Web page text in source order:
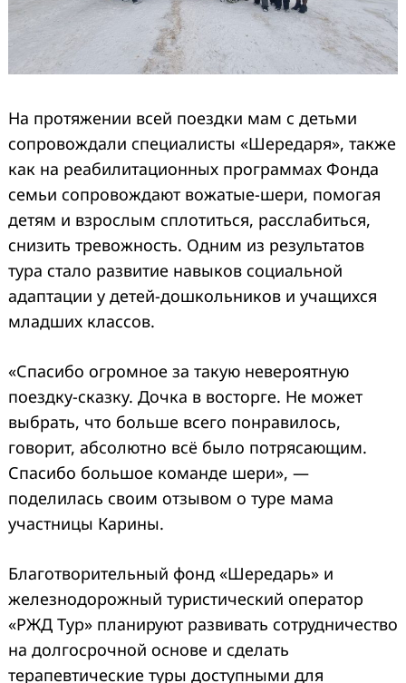
На протяжении всей поездки мам с детьми
сопровождали специалисты «Шередаря», также
как на реабилитационных программах Фонда
семьи сопровождают вожатые-шери, помогая
детям и взрослым сплотиться, расслабиться,
снизить тревожность. Одним из результатов
тура стало развитие навыков социальной
адаптации у детей-дошкольников и учащихся
младших классов.
«Спасибо огромное за такую невероятную
поездку-сказку. Дочка в восторге. Не может
выбрать, что больше всего понравилось,
говорит, абсолютно всё было потрясающим.
Спасибо большое команде шери», —
поделилась своим отзывом о туре мама
участницы Карины.
Благотворительный фонд «Шередарь» и
железнодорожный туристический оператор
«РЖД Тур» планируют развивать сотрудничество
на долгосрочной основе и сделать
терапевтические туры доступными для